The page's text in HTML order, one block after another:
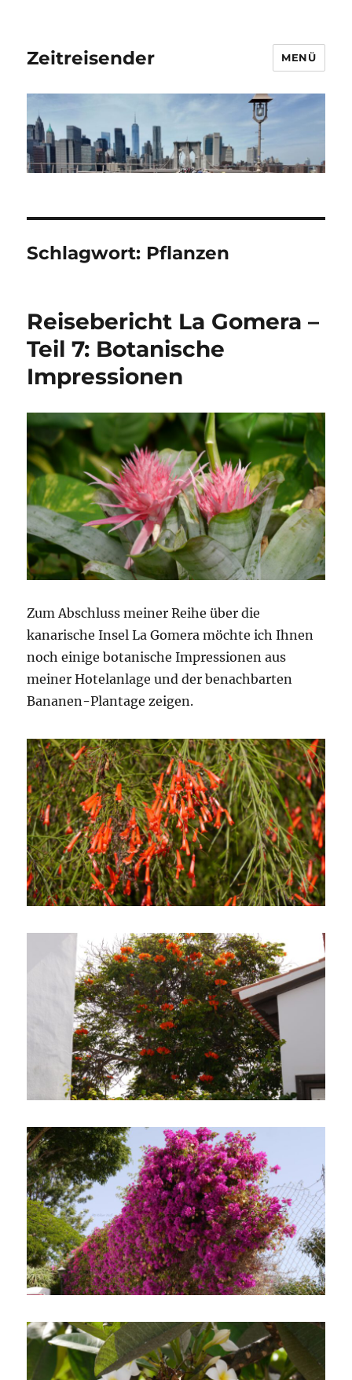
Zeitreisender MENÜ
Schlagwort: Pflanzen
Reisebericht La Gomera –
Teil 7: Botanische
Impressionen
Zum Abschluss meiner Reihe über die
kanarische Insel La Gomera möchte ich Ihnen
noch einige botanische Impressionen aus
meiner Hotelanlage und der benachbarten
Bananen-Plantage zeigen.